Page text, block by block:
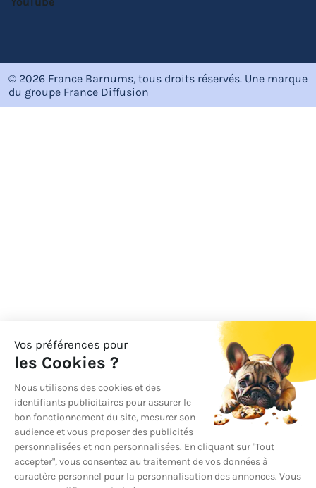
© 2026 France Barnums, tous droits réservés. Une marque
du groupe France Diffusion